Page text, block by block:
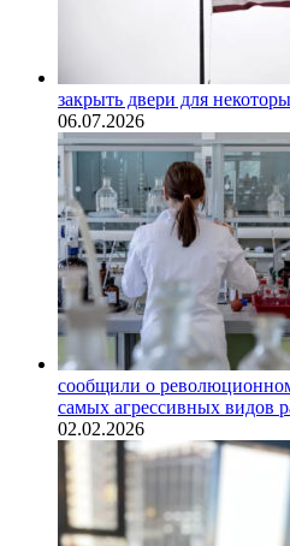
закрыть двери для
06.07.2026
сообщили о
самых агрессивных видов
02.02.2026